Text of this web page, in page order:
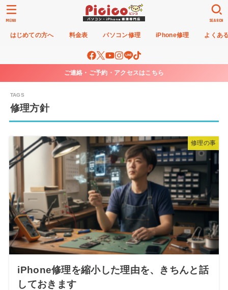
はじめての方へ 料金表 パソコン修理 iPhone修理 よくあ
SEARCH
MENU
ご連絡・ご予約・アクセスはこちら
修理方針
修理の事
iPhone修理を縮小した理由を、きちんと話
しておきます